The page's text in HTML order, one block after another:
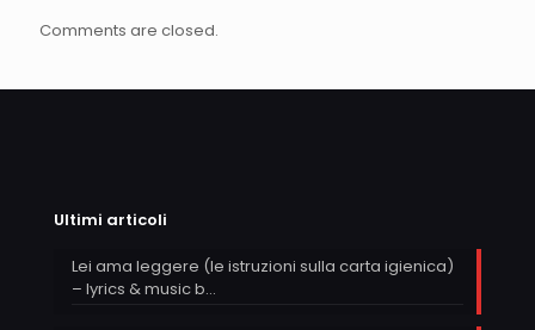
Comments are closed.
Ultimi articoli
Lei ama leggere (le istruzioni sulla carta igienica)
– lyrics & music b…